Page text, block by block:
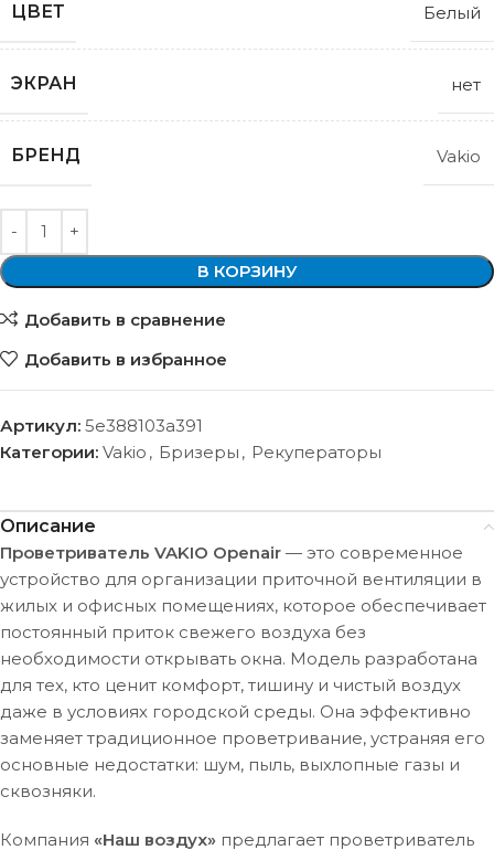
ЦВЕТ Белый
ЭКРАН нет
БРЕНД Vakio
В КОРЗИНУ
Добавить в сравнение
Добавить в избранное
Артикул: 5e388103a391
Категории: Vakio , Бризеры , Рекуператоры
Описание
Проветриватель VAKIO Openair — это современное
устройство для организации приточной вентиляции в
жилых и офисных помещениях, которое обеспечивает
постоянный приток свежего воздуха без
необходимости открывать окна. Модель разработана
для тех, кто ценит комфорт, тишину и чистый воздух
даже в условиях городской среды. Она эффективно
заменяет традиционное проветривание, устраняя его
основные недостатки: шум, пыль, выхлопные газы и
сквозняки.
Компания «Наш воздух» предлагает проветриватель